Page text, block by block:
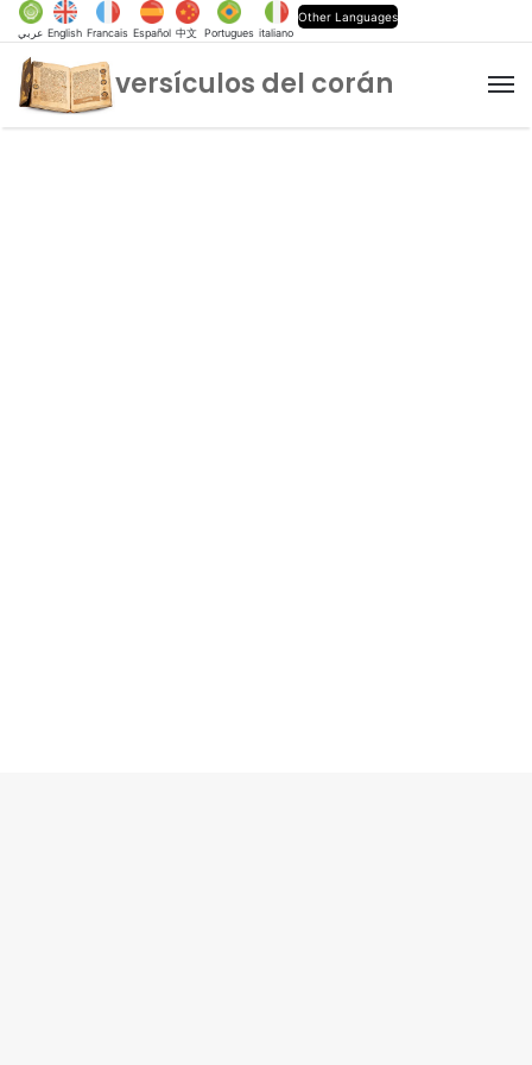
عربي English Francais Español 中文 Portugues italiano
Other Languages
versículos del corán